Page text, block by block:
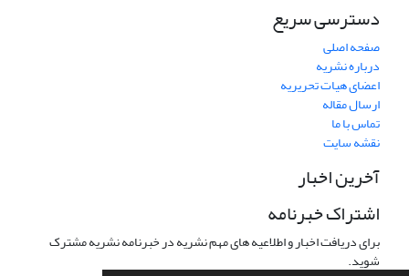
دسترسی سریع
صفحه اصلی
درباره نشریه
اعضای هیات تحریریه
ارسال مقاله
تماس با ما
نقشه سایت
آخرین اخبار
اشتراک خبرنامه
برای دریافت اخبار و اطلاعیه های مهم نشریه در خبرنامه نشریه مشترک
شوید.